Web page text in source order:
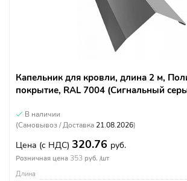
Капельник для кровли, длина 2 м,
покрытие, RAL 7004 (Сигнальный
В наличии
(Самовывоз / Доставка 21.08.2026)
Цена (с НДС) 320.76 руб.
Розничная цена 353 руб. /шт
Длина